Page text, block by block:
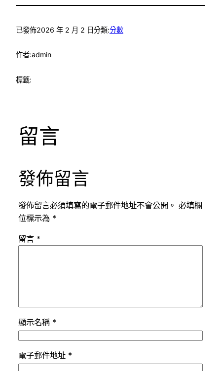
已發佈2026 年 2 月 2 日分類:分數
作者:admin
標籤:
留言
發佈留言
發佈留言必須填寫的電子郵件地址不會公開。 必填欄
位標示為 *
留言 *
顯示名稱 *
電子郵件地址 *